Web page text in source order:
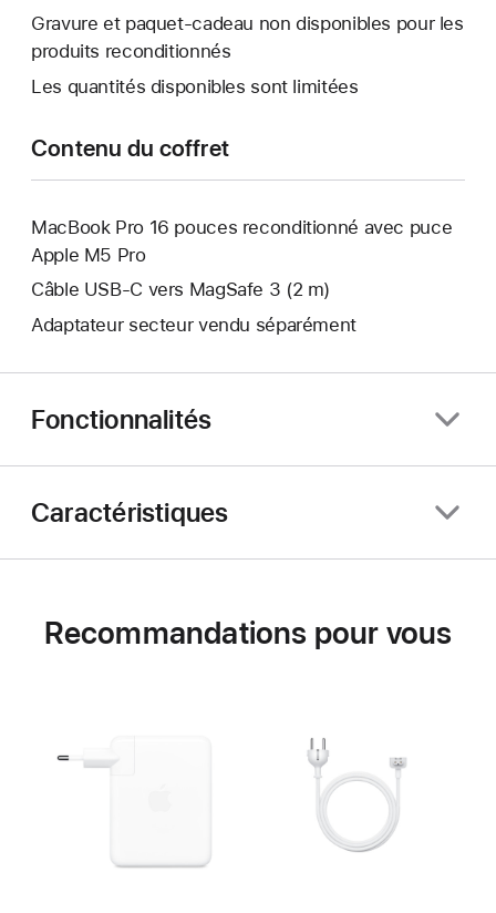
nouvelle
Gravure et paquet-cadeau non disponibles pour les
produits reconditionnés
Les quantités disponibles sont limitées
Contenu du coffret
MacBook Pro 16 pouces reconditionné avec puce
Apple M5 Pro
Câble USB-C vers MagSafe 3 (2 m)
Adaptateur secteur vendu séparément
Fonctionnalités
Caractéristiques
Recommandations pour vous